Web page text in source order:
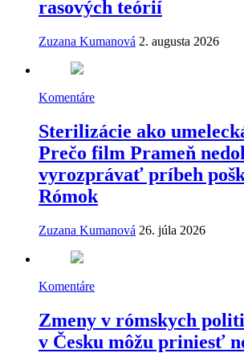
rasových teórií
Zuzana Kumanová 2. augusta 2026
Komentáre
Sterilizácie ako
Prečo film Prameň
vyrozprávať príbeh
Rómok
Zuzana Kumanová 26. júla 2026
Komentáre
Zmeny v rómskych
v Česku môžu priniesť